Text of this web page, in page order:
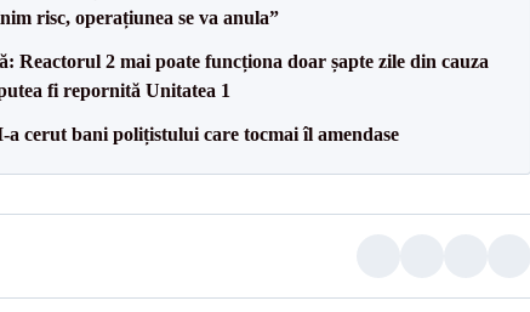
risc, operațiunea se va anula”
Reactorul 2 mai poate funcționa doar șapte zile din cauza
fi repornită Unitatea 1
cerut bani polițistului care tocmai îl amendase